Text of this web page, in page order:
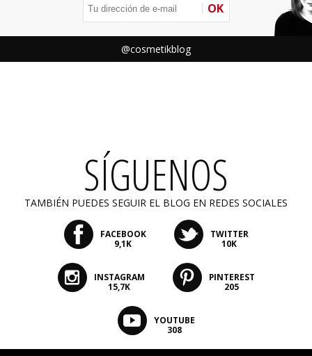
OK
@cosmetikblog
SÍGUENOS
TAMBIÉN PUEDES SEGUIR EL BLOG EN REDES SOCIALES
FACEBOOK
9,1K
TWITTER
10K
INSTAGRAM
15,7K
PINTEREST
205
YOUTUBE
308